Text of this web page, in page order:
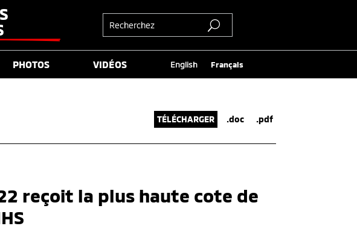
PHOTOS VIDÉOS English Français
TÉLÉCHARGER .doc .pdf
reçoit la plus haute cote de